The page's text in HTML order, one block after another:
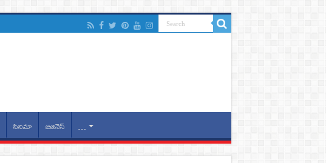
సినిమా బిజినెస్ …